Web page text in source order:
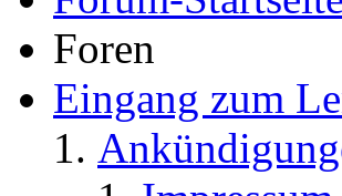
Foren
Eingang zum